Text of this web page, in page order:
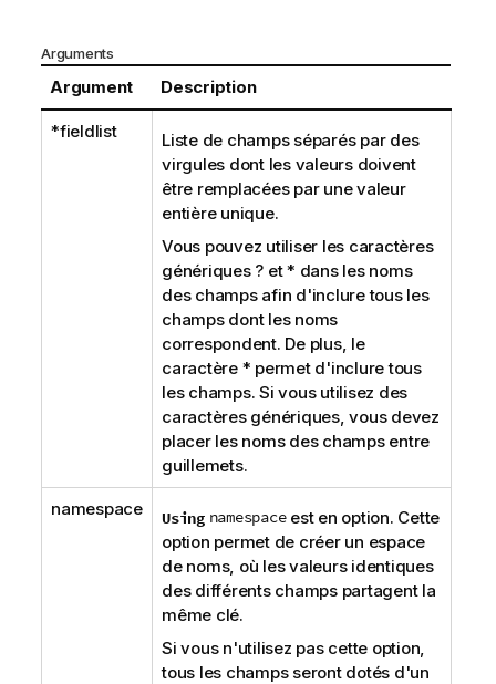
Arguments
Argument Description
*fieldlist
Liste de champs séparés par des
virgules dont les valeurs doivent
être remplacées par une valeur
entière unique.
Vous pouvez utiliser les caractères
génériques ? et * dans les noms
des champs afin d'inclure tous les
champs dont les noms
correspondent. De plus, le
caractère * permet d'inclure tous
les champs. Si vous utilisez des
caractères génériques, vous devez
placer les noms des champs entre
guillemets.
namespace Using namespaceest en option. Cette
option permet de créer un espace
de noms, où les valeurs identiques
des différents champs partagent la
même clé.
Si vous n'utilisez pas cette option,
tous les champs seront dotés d'un